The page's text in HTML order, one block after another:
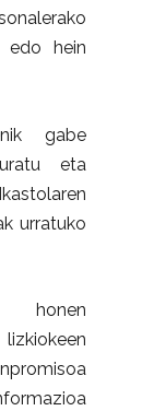
edo hein
gabe
eta
urratuko
honen